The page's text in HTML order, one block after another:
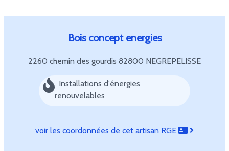
Bois concept energies
2260 chemin des gourdis 82800 NEGREPELISSE
Installations d'énergies
renouvelables
voir les coordonnées de cet artisan RGE